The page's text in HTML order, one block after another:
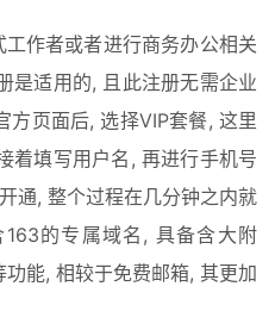
作者或者进行商务办公相关
是适用的, 且此注册无需企业
方页面后, 选择VIP套餐, 这里
着填写用户名, 再进行手机号
通, 整个过程在几分钟之内就
的专属域名, 具备含大附
能, 相较于免费邮箱, 其更加